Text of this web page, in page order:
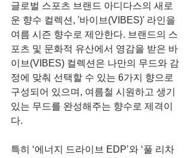
글로벌 스포츠 브랜드 아디다스의 새로
운 향수 컬렉션, '바이브(VIBES)' 라인을
여름 시즌 향수로 제안한다. 브랜드의 스
포츠 및 문화적 유산에서 영감을 받은 바
이브(VIBES) 컬렉션은 나만의 무드와 감
정에 맞춰 선택할 수 있는 6가지 향으로
구성되어 있으며, 여름철 시원하고 생기
있는 무드를 완성해주는 향수로 제격이
다.
특히 ‘에너지 드라이브 EDP’와 ‘풀 리차